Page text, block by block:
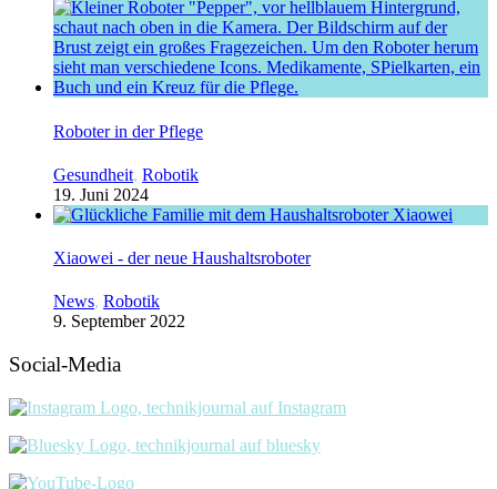
Roboter in der Pflege
Gesundheit, Robotik
19. Juni 2024
Xiaowei - der neue Haushaltsroboter
News, Robotik
9. September 2022
Social-Media